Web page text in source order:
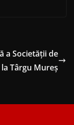
a Societății de
Târgu Mureș